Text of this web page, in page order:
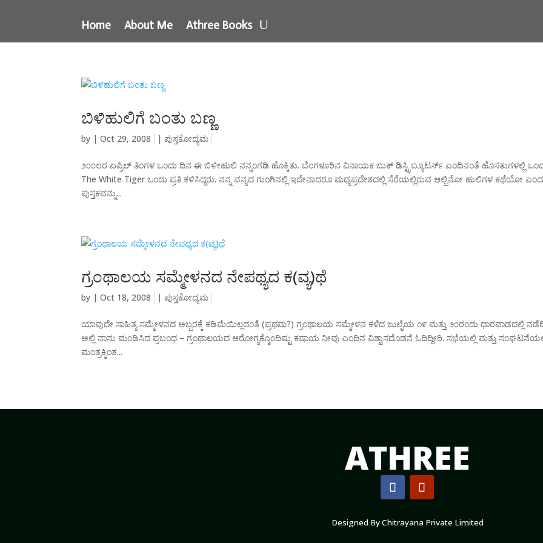
Home About Me Athree Books
ಬಿಳಿಹುಲಿಗೆ ಬಂತು ಬಣ್ಣ
by |Oct 29, 2008 |ಪುಸ್ತಕೋದ್ಯಮ
೨೦೦೮ರ ಏಪ್ರಿಲ್ ತಿಂಗಳ ಒಂದು ದಿನ ಈ ಬಿಳೀಹುಲಿ ನನ್ನಂಗಡಿ ಹೊಕ್ಕಿತು. ಬೆಂಗಳೂರಿನ ವಿನಾಯಕ ಬುಕ್ ಡಿಸ್ಟ್ರಿಬ್ಯೂಟರ್ಸ್ ಎಂದಿನಂತೆ ಹೊಸತುಗಳಲ್ಲಿ
The White Tiger ಒಂದು ಪ್ರತಿ ಕಳಿಸಿದ್ದರು. ನನ್ನ ವನ್ಯದ ಗುಂಗಿನಲ್ಲಿ ಇದೇನಾದರೂ ಮಧ್ಯಪ್ರದೇಶದಲ್ಲಿ ಸೆರೆಯಲ್ಲಿರುವ ಆಲ್ಬಿನೋ ಹುಲಿಗಳ ಕಥೆಯೋ
ಪುಸ್ತಕವನ್ನು...
ಗ್ರಂಥಾಲಯ ಸಮ್ಮೇಳನದ ನೇಪಥ್ಯದ ಕ(ವ್ಯ)ಥೆ
by |Oct 18, 2008 |ಪುಸ್ತಕೋದ್ಯಮ
ಯಾವುದೇ ಸಾಹಿತ್ಯ ಸಮ್ಮೇಳನದ ಅಬ್ಬರಕ್ಕೆ ಕಡಿಮೆಯಿಲ್ಲದಂತೆ (ಪ್ರಥಮ?) ಗ್ರಂಥಾಲಯ ಸಮ್ಮೇಳನ ಕಳೆದ ಜುಲೈಯ ೧೯ ಮತ್ತು ೨೦ರಂದು ಧಾರವಾಡದಲ್ಲಿ
ಅಲ್ಲಿ ನಾನು ಮಂಡಿಸಿದ ಪ್ರಬಂಧ – ಗ್ರಂಥಾಲಯದ ಆರೋಗ್ಯಕ್ಕೊಂದಿಷ್ಟು ಕಷಾಯ ನೀವು ಎಂದಿನ ವಿಶ್ವಾಸದೊಡನೆ ಓದಿದ್ದೀರಿ. ಸಭೆಯಲ್ಲಿ ಮತ್ತು
ಮಂತ್ರಕ್ಕಿಂತ...
ATHREE
Designed By Chitrayana Private Limited